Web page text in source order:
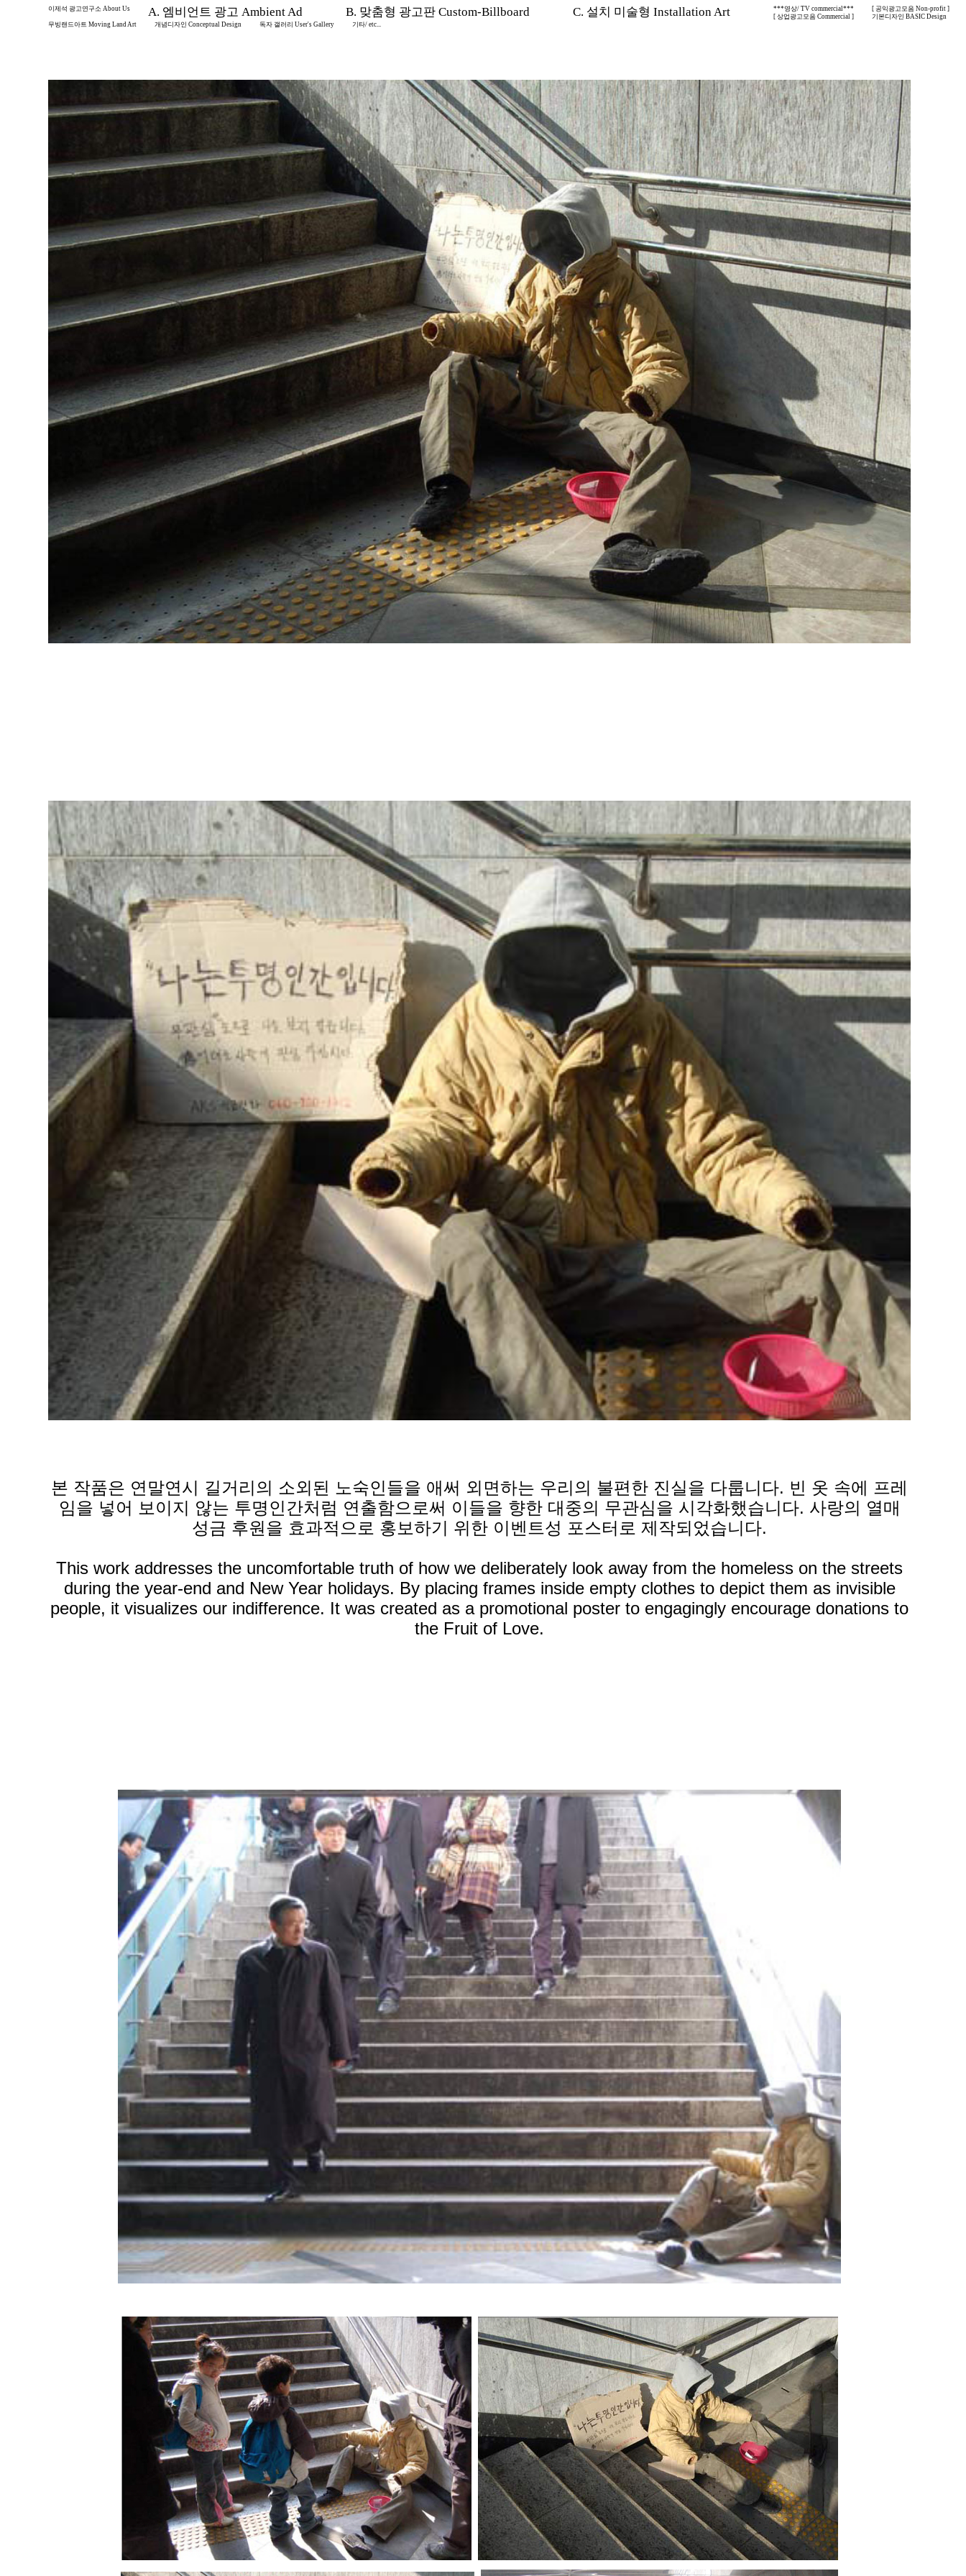
이제석 광고연구소 About Us A. 엠비언트 광고 Ambient Ad B. 맞춤형 광고판 Custom-Billboard C. 설치 미술형 Installation Art ***영상/ TV commercial***
[ 공익광고모음 Non-profit ]
[ 상업광고모음 Commercial ]
기본디자인 BASIC Design
무빙랜드아트 Moving Land Art
개념디자인 Conceptual Design 독자 갤러리 User's Gallery 기타/ etc...
본 작품은 연말연시 길거리의 소외된 노숙인들을 애써 외면하는 우리의 불편한 진실을 다룹니다. 빈 옷 속에 프레
임을 넣어 보이지 않는 투명인간처럼 연출함으로써 이들을 향한 대중의 무관심을 시각화했습니다. 사랑의 열매
성금 후원을 효과적으로 홍보하기 위한 이벤트성 포스터로 제작되었습니다.
This work addresses the uncomfortable truth of how we deliberately look away from the homeless on the streets
during the year-end and New Year holidays. By placing frames inside empty clothes to depict them as invisible
people, it visualizes our indifference. It was created as a promotional poster to engagingly encourage donations to
the Fruit of Love.